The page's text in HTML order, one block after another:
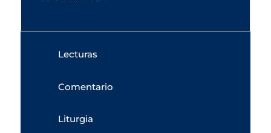
Lecturas
Comentario
Liturgia